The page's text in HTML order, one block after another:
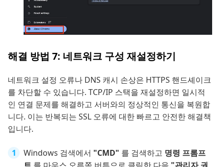
해결 방법 7: 네트워크 구성 재설정하기
네트워크 설정 오류나 DNS 캐시 손상은 HTTPS 핸드셰이크
를 차단할 수 있습니다. TCP/IP 스택을 재설정하면 일시적
인 연결 문제를 해결하고 서버와의 정상적인 통신을 복원합
니다. 이는 반복되는 SSL 오류에 대한 빠르고 안전한 해결책
입니다.
Windows 검색에서 "CMD" 를 검색하고 명령 프롬프